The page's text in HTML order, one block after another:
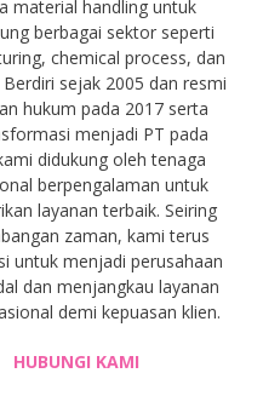
material handling untuk
berbagai sektor seperti
chemical process, dan
sejak 2005 dan resmi
hukum pada 2017 serta
menjadi PT pada
didukung oleh tenaga
berpengalaman untuk
layanan terbaik. Seiring
zaman, kami terus
untuk menjadi perusahaan
dan menjangkau layanan
demi kepuasan klien.
HUBUNGI KAMI